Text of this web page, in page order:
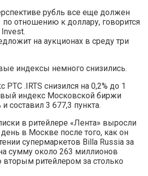
рубль все еще должен
по отношению к доллару, говорится
на аукционах в среду три
индексы немного снизились.
.IRTS снизился на 0,2% до 1
индекс Московской биржи
и составил 3 677,3 пункта.
в ритейлере «Лента» выросли
в Москве после того, как он
супермаркетов Billa Russia за
сумму около 263 миллионов
вторым ритейлером за столько